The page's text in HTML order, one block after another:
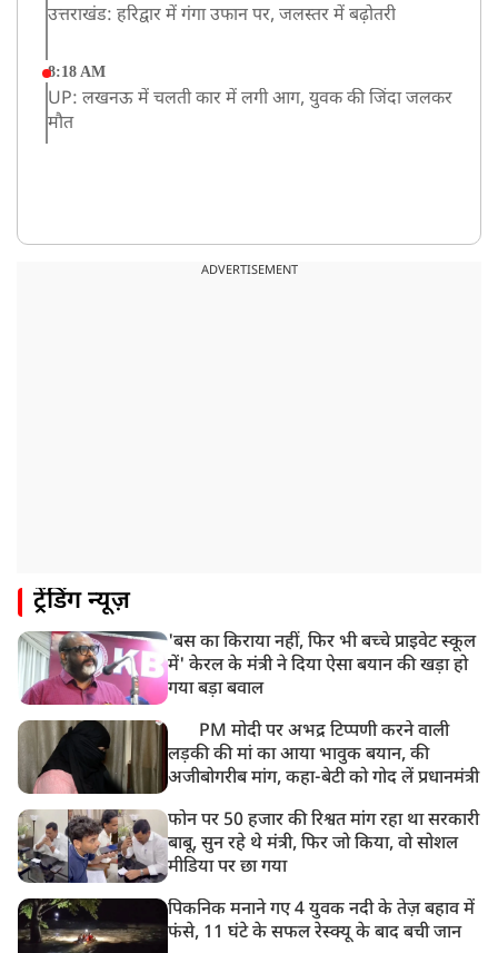
उत्तराखंड: हरिद्वार में गंगा उफान पर, जलस्तर में बढ़ोतरी
8:18 AM
UP: लखनऊ में चलती कार में लगी आग, युवक की जिंदा जलकर
मौत
ADVERTISEMENT
ट्रेंडिंग न्यूज़
'बस का किराया नहीं, फिर भी बच्चे प्राइवेट स्कूल
में' केरल के मंत्री ने दिया ऐसा बयान की खड़ा हो
गया बड़ा बवाल
PM मोदी पर अभद्र टिप्पणी करने वाली
लड़की की मां का आया भावुक बयान, की
अजीबोगरीब मांग, कहा-बेटी को गोद लें प्रधानमंत्री
फोन पर 50 हजार की रिश्वत मांग रहा था सरकारी
बाबू, सुन रहे थे मंत्री, फिर जो किया, वो सोशल
मीडिया पर छा गया
पिकनिक मनाने गए 4 युवक नदी के तेज़ बहाव में
फंसे, 11 घंटे के सफल रेस्क्यू के बाद बची जान